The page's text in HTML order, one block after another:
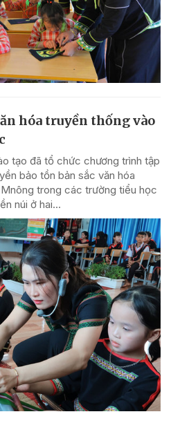
hóa truyền thống vào
tạo đã tổ chức chương trình tập
bảo tồn bản sắc văn hóa
trong các trường tiểu học
núi ở hai...